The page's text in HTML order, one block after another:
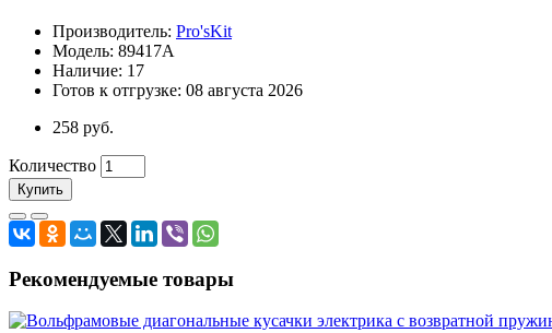
Производитель: Pro'sKit
Модель: 89417A
Наличие: 17
Готов к отгрузке: 08 августа 2026
258 руб.
Количество
Купить
Рекомендуемые товары